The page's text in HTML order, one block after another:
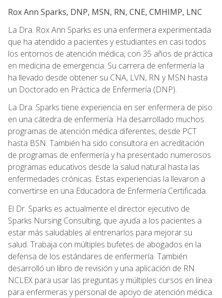
Rox Ann Sparks, DNP, MSN, RN, CNE, CMHIMP, LNC
La Dra. Rox Ann Sparks es una enfermera experimentada
que ha atendido a pacientes y estudiantes en casi todos
los entornos de atención médica, con 35 años de práctica
en medicina de emergencia. Su carrera de enfermería la
ha llevado desde obtener su CNA, LVN, RN y MSN hasta
un Doctorado en Práctica de Enfermería (DNP).
La Dra. Sparks tiene experiencia en ser enfermera de piso
en una cátedra de enfermería. Ha desarrollado muchos
programas de atención médica diferentes, desde PCT
hasta BSN. También ha sido consultora en acreditación
de programas de enfermería y ha presentado numerosos
programas educativos desde la salud natural hasta las
enfermedades crónicas. Estas experiencias la llevaron a
convertirse en una Educadora de Enfermería Certificada.
El Dr. Sparks es actualmente el director ejecutivo de
Sparks Nursing Consulting, que ayuda a los pacientes a
estar más saludables al entrenarlos para mejorar su
salud. Trabaja con múltiples bufetes de abogados en la
defensa de los estándares de enfermería. También
desarrolló un libro de revisión y una aplicación de RN
NCLEX para usar las preguntas y múltiples cursos en línea
para enfermeras y personal de apoyo de atención médica.